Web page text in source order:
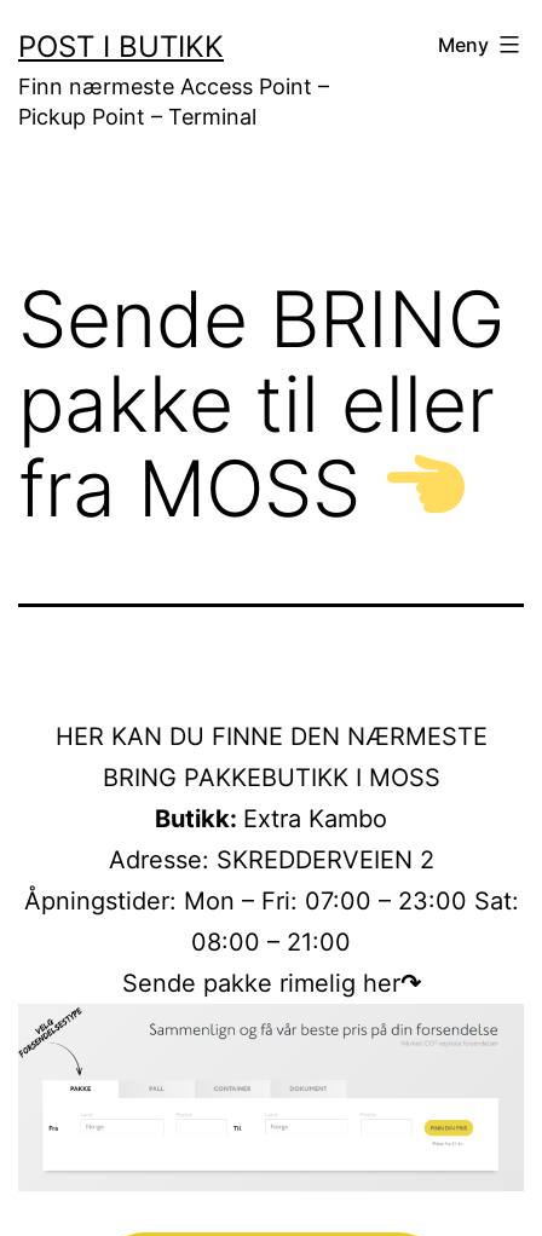
til
innhold
POST I BUTIKK
Finn nærmeste Access Point –
Pickup Point – Terminal
Meny
Sende BRING
pakke til eller
fra MOSS
HER KAN DU FINNE DEN NÆRMESTE
BRING PAKKEBUTIKK I MOSS
Butikk: Extra Kambo
Adresse: SKREDDERVEIEN 2
Åpningstider: Mon – Fri: 07:00 – 23:00 Sat:
08:00 – 21:00
Sende pakke rimelig her↷